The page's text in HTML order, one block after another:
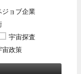
ジョブ企業
宇宙探査
宙政策